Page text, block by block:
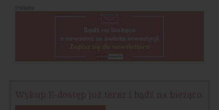
Reklama
Wykup E-dostęp już teraz i bądź na bieżąco